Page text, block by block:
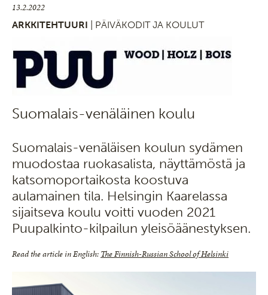
13.2.2022
ARKKITEHTUURI
| PÄIVÄKODIT JA KOULUT
Suomalais-venäläinen koulu
Suomalais-venäläisen koulun sydämen
muodostaa ruokasalista, näyttämöstä ja
katsomoportaikosta koostuva
aulamainen tila. Helsingin Kaarelassa
sijaitseva koulu voitti vuoden 2021
Puupalkinto-kilpailun yleisöäänestyksen.
Read the article in English: The Finnish-Russian School of Helsinki